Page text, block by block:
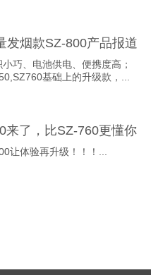
发烟款SZ-800产品报道
基础上的升级款，...
来了，比SZ-760更懂你
让体验再升级！！！...